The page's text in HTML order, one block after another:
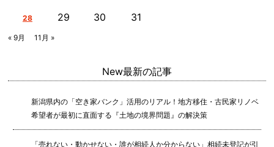
28 29 30 31
« 9月 11月 »
New最新の記事
新潟県内の「空き家バンク」活用のリアル！地方移住・古民家リノベ
希望者が最初に直面する『土地の境界問題』の解決策
「売れない・動かせない・誰が相続人か分からない」相続未登記が引